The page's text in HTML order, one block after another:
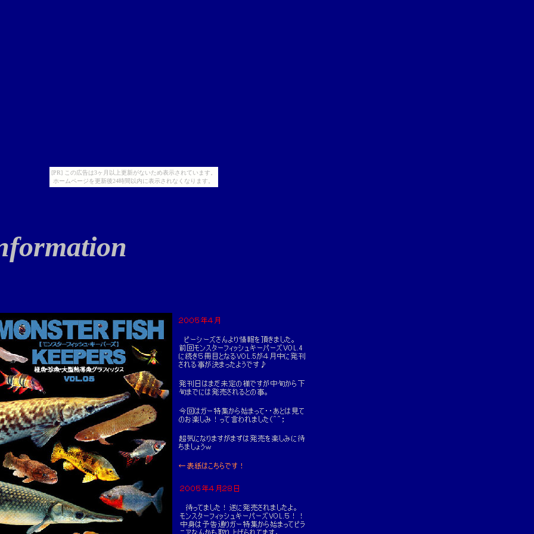
[PR] この広告は3ヶ月以上更新がないため表示されています。
ホームページを更新後24時間以内に表示されなくなります。